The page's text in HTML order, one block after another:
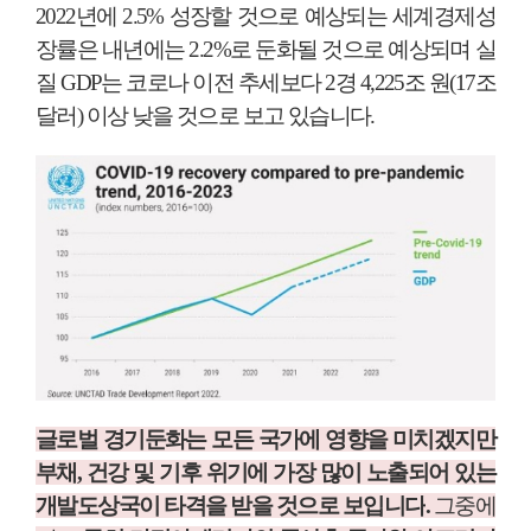
2022년에 2.5% 성장할 것으로 예상되는 세계경제성
장률은 내년에는2.2%로 둔화될 것으로 예상되며 실
질GDP는 코로나 이전 추세보다2경 4,225조 원(17조
달러)이상 낮을 것으로 보고 있습니다.
글로벌 경기둔화는 모든 국가에 영향을 미치겠지만
부채, 건강 및 기후 위기에 가장 많이 노출되어 있는
개발도상국이 타격을 받을 것으로 보입니다. 그중에